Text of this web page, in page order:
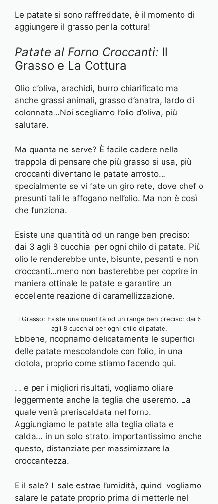
Le patate si sono raffreddate, è il momento di
aggiungere il grasso per la cottura!
Patate al Forno Croccanti: Il
Grasso e La Cottura
Olio d’oliva, arachidi, burro chiarificato ma
anche grassi animali, grasso d’anatra, lardo di
colonnata…Noi scegliamo l’olio d’oliva, più
salutare.
Ma quanta ne serve? È facile cadere nella
trappola di pensare che più grasso si usa, più
croccanti diventano le patate arrosto…
specialmente se vi fate un giro rete, dove chef o
presunti tali le affogano nell’olio. Ma non è così
che funziona.
Esiste una quantità od un range ben preciso:
dai 3 agli 8 cucchiai per ogni chilo di patate. Più
olio le renderebbe unte, bisunte, pesanti e non
croccanti…meno non basterebbe per coprire in
maniera ottinale le patate e garantire un
eccellente reazione di caramellizzazione.
Il Grasso: Esiste una quantità od un range ben preciso: dai 6
agli 8 cucchiai per ogni chilo di patate.
Ebbene, ricopriamo delicatamente le superfici
delle patate mescolandole con l’olio, in una
ciotola, proprio come stiamo facendo qui.
… e per i migliori risultati, vogliamo oliare
leggermente anche la teglia che useremo. La
quale verrà preriscaldata nel forno.
Aggiungiamo le patate alla teglia oliata e
calda… in un solo strato, importantissimo anche
questo, distanziate per massimizzare la
croccantezza.
E il sale? Il sale estrae l’umidità, quindi vogliamo
salare le patate proprio prima di metterle nel